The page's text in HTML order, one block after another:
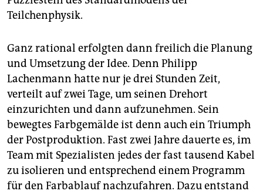
Teilchenphysik.
Ganz rational erfolgten dann freilich die Planung
und Umsetzung der Idee. Denn Phi­lipp
Lachenmann hatte nur je drei Stunden Zeit,
verteilt auf zwei Tage, um seinen Drehort
einzurichten und dann aufzunehmen. Sein
bewegtes Farbgemälde ist denn auch ein ­Triumph
der Postproduktion. Fast zwei Jahre dauerte es, im
Team mit Spezialisten jedes der fast tausend Kabel
zu isolieren und entsprechend einem Programm
für den ­Farbablauf nachzufahren. Dazu entstand